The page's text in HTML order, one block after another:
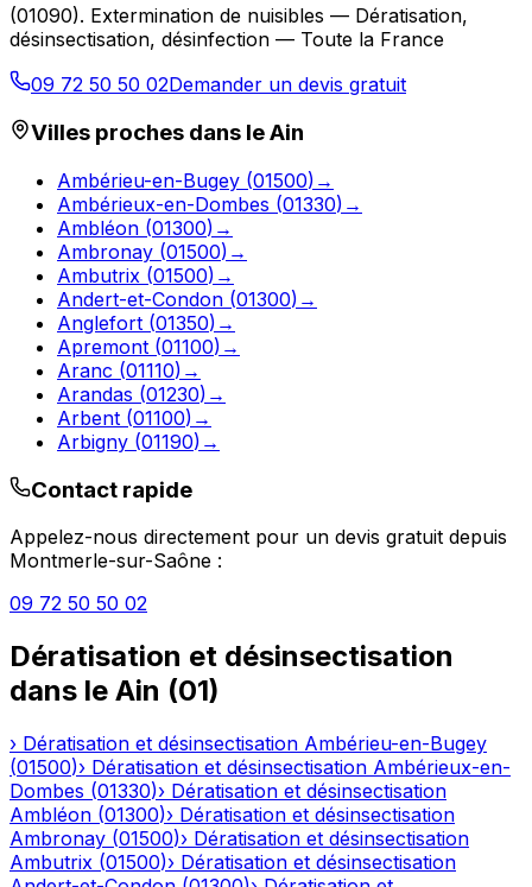
(01090). Extermination de nuisibles — Dératisation,
désinsectisation, désinfection — Toute la France
09 72 50 50 02Demander un devis gratuit
Villes proches dans leAin
Ambérieu-en-Bugey (01500) →
Ambérieux-en-Dombes (01330) →
Ambléon (01300) →
Ambronay (01500) →
Ambutrix (01500) →
Andert-et-Condon (01300) →
Anglefort (01350) →
Apremont (01100) →
Aranc (01110) →
Arandas (01230) →
Arbent (01100) →
Arbigny (01190) →
Contact rapide
Appelez-nous directement pour un devis gratuit depuis
Montmerle-sur-Saône :
09 72 50 50 02
Dératisation et désinsectisation
dans le Ain (01)
› Dératisation et désinsectisation Ambérieu-en-Bugey
(01500)› Dératisation et désinsectisation Ambérieux-en-
Dombes (01330)› Dératisation et désinsectisation
Ambléon (01300)› Dératisation et désinsectisation
Ambronay (01500)› Dératisation et désinsectisation
Ambutrix (01500)› Dératisation et désinsectisation